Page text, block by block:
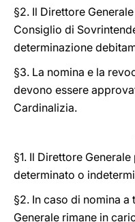
§2. Il Direttore
Consiglio di
determinazione
§3. La nomina e la
devono essere
Cardinalizia.
§1. Il Direttore
determinato o
§2. In caso di nomina
Generale rimane in